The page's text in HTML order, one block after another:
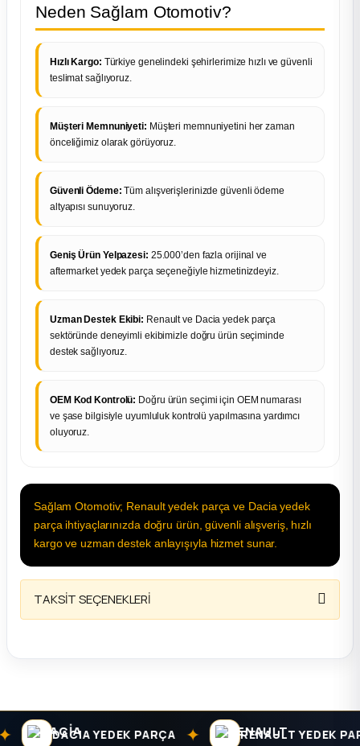
Neden Sağlam Otomotiv?
Hızlı Kargo: Türkiye genelindeki şehirlerimize hızlı ve güvenli
teslimat sağlıyoruz.
Müşteri Memnuniyeti: Müşteri memnuniyetini her zaman
önceliğimiz olarak görüyoruz.
Güvenli Ödeme: Tüm alışverişlerinizde güvenli ödeme
altyapısı sunuyoruz.
Geniş Ürün Yelpazesi: 25.000’den fazla orijinal ve
aftermarket yedek parça seçeneğiyle hizmetinizdeyiz.
Uzman Destek Ekibi: Renault ve Dacia yedek parça
sektöründe deneyimli ekibimizle doğru ürün seçiminde
destek sağlıyoruz.
OEM Kod Kontrolü: Doğru ürün seçimi için OEM numarası
ve şase bilgisiyle uyumluluk kontrolü yapılmasına yardımcı
oluyoruz.
Sağlam Otomotiv; Renault yedek parça ve Dacia yedek
parça ihtiyaçlarınızda doğru ürün, güvenli alışveriş, hızlı
kargo ve uzman destek anlayışıyla hizmet sunar.
TAKSİT SEÇENEKLERİ
DACIA YEDEK PARÇA ✦ RENAULT YEDEK PARÇA